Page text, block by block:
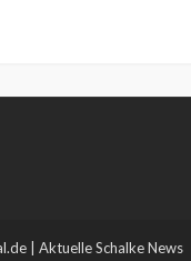
| Aktuelle Schalke News